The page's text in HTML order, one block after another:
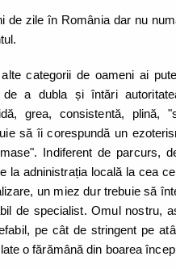
de zile în România dar nu
categorii de oameni ai
a dubla și întări
grea, consistentă, plină,
să îi corespundă un
Indiferent de parcurs,
la adninistrația locală la cea
un miez dur trebuie să
de specialist. Omul nostru,
pe cât de stringent pe
o fărămână din boarea